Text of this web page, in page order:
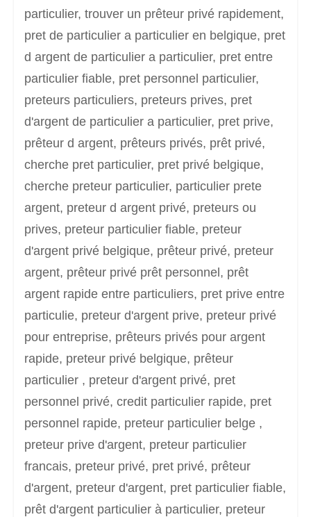
particulier, trouver un prêteur privé rapidement,
pret de particulier a particulier en belgique, pret
d argent de particulier a particulier, pret entre
particulier fiable, pret personnel particulier,
preteurs particuliers, preteurs prives, pret
d'argent de particulier a particulier, pret prive,
prêteur d argent, prêteurs privés, prêt privé,
cherche pret particulier, pret privé belgique,
cherche preteur particulier, particulier prete
argent, preteur d argent privé, preteurs ou
prives, preteur particulier fiable, preteur
d'argent privé belgique, prêteur privé, preteur
argent, prêteur privé prêt personnel, prêt
argent rapide entre particuliers, pret prive entre
particulie, preteur d'argent prive, preteur privé
pour entreprise, prêteurs privés pour argent
rapide, preteur privé belgique, prêteur
particulier , preteur d'argent privé, pret
personnel privé, credit particulier rapide, pret
personnel rapide, preteur particulier belge ,
preteur prive d'argent, preteur particulier
francais, preteur privé, pret privé, prêteur
d'argent, preteur d'argent, pret particulier fiable,
prêt d'argent particulier à particulier, preteur